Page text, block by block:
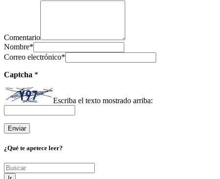
Comentario
Nombre*
Correo electrónico*
Captcha *
Escriba el texto mostrado arriba:
¿Qué te apetece leer?